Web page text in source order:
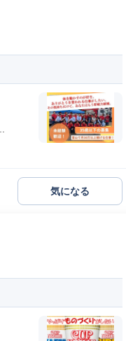
気になる